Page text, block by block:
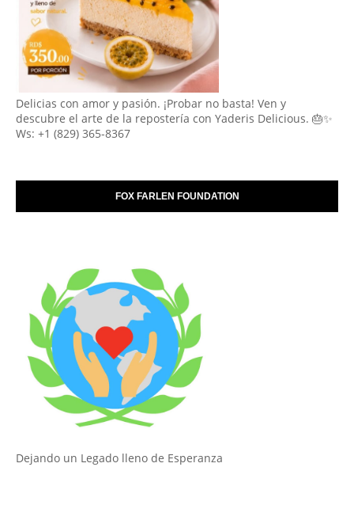
Delicias con amor y pasión. ¡Probar no basta! Ven y
descubre el arte de la repostería con Yaderis Delicious. 🎂✨
Ws: +1 (829) 365-8367
FOX FARLEN FOUNDATION
Dejando un Legado lleno de Esperanza